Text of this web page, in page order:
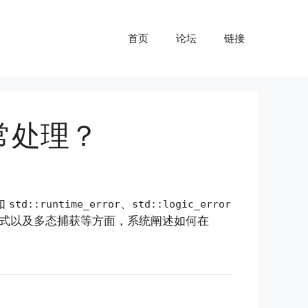
首页 论坛 链接
理？
std::runtime_error、 std::logic_error
以及多态捕获等方面，系统阐述如何在